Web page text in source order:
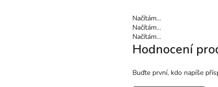
Načítám...
Načítám...
Načítám...
Hodnocení
Buďte první, kdo napíše